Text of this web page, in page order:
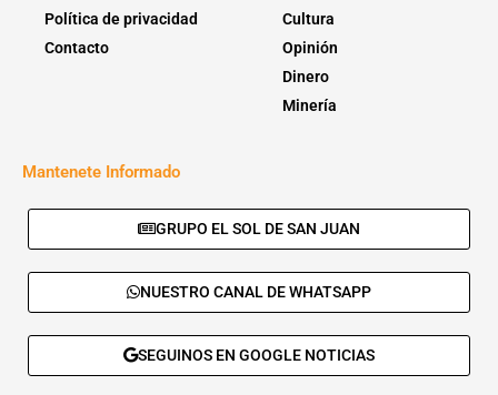
Política de privacidad
Contacto
Cultura
Opinión
Dinero
Minería
Mantenete Informado
GRUPO EL SOL DE SAN JUAN
NUESTRO CANAL DE WHATSAPP
SEGUINOS EN GOOGLE NOTICIAS